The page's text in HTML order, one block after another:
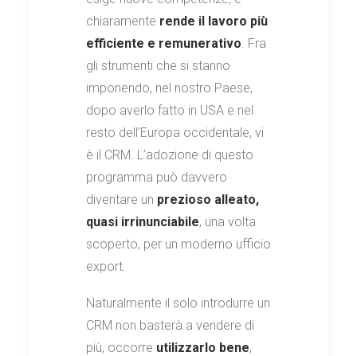
chiaramente rende il lavoro più
efficiente e remunerativo . Fra
gli strumenti che si stanno
imponendo, nel nostro Paese,
dopo averlo fatto in USA e nel
resto dell’Europa occidentale, vi
è il CRM. L’adozione di questo
programma può davvero
diventare un prezioso alleato,
quasi irrinunciabile, una volta
scoperto, per un moderno ufficio
export.
Naturalmente il solo introdurre un
CRM non basterà a vendere di
più, occorre utilizzarlo bene,